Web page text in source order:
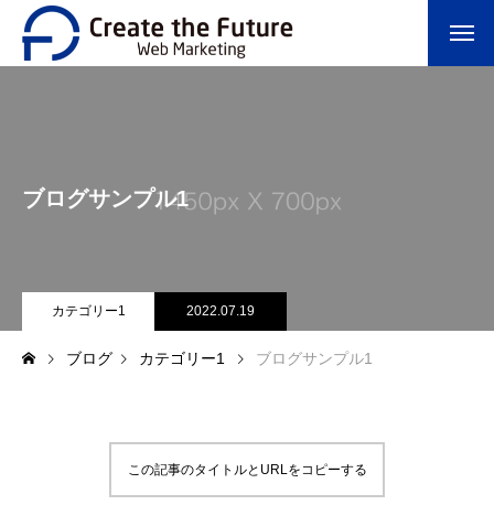
ブログサンプル1
カテゴリー1 2022.07.19
ブログ カテゴリー1 ブログサンプル1
この記事のタイトルとURLをコピーする